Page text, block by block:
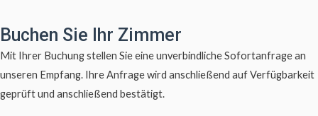
Buchen Sie Ihr Zimmer
Mit Ihrer Buchung stellen Sie eine unverbindliche Sofortanfrage an
unseren Empfang. Ihre Anfrage wird anschließend auf Verfügbarkeit
geprüft und anschließend bestätigt.